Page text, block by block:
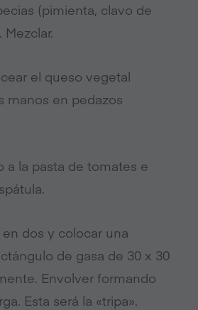
(pimienta, clavo de
el queso vegetal
manos en pedazos
a la pasta de tomates e
dos y colocar una
de gasa de 30 x 30
Envolver formando
Esta será la «tripa».